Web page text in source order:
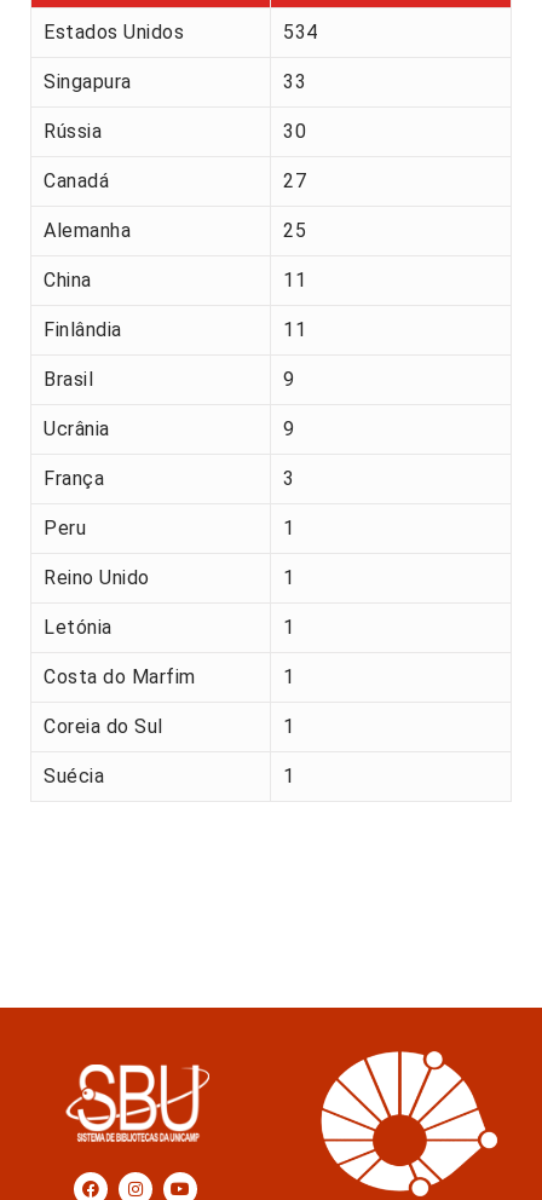
Estados Unidos 534
Singapura 33
Rússia 30
Canadá 27
Alemanha 25
China 11
Finlândia 11
Brasil 9
Ucrânia 9
França 3
Peru 1
Reino Unido 1
Letónia 1
Costa do Marfim 1
Coreia do Sul 1
Suécia 1